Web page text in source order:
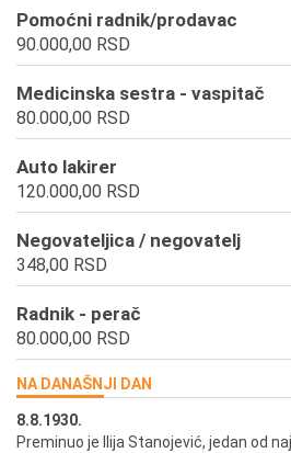
Pomoćni radnik/prodavac
90.000,00 RSD
Medicinska sestra - vaspitač
80.000,00 RSD
Auto lakirer
120.000,00 RSD
Negovateljica / negovatelj
348,00 RSD
Radnik - perač
80.000,00 RSD
NA DANAŠNJI DAN
8.8.1930.
Preminuo je Ilija Stanojević, jedan od